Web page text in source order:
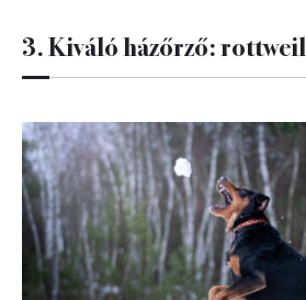
3. Kiváló házőrző: